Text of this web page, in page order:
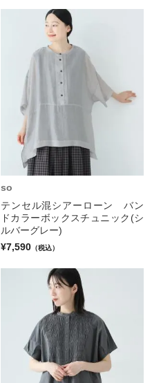
so
テンセル混シアーローン バン
ドカラーボックスチュニック(シ
ルバーグレー)
¥7,590 （税込）